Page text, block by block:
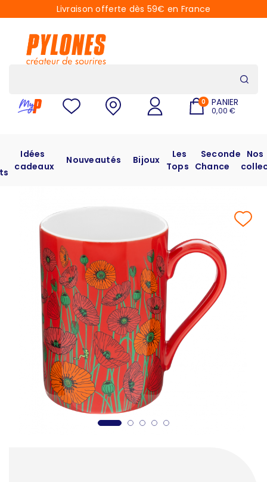
Livraison offerte dès 59€ en France
0 PANIER
0,00 €
Idées
cadeaux
Nouveautés Bijoux
Les
Tops
Seconde
Chance
Nos